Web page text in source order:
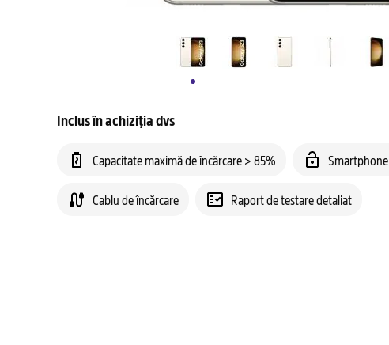
Inclus în achiziția dvs
Capacitate maximă de încărcare > 85%
Cablu de încărcare Raport de testare detaliat